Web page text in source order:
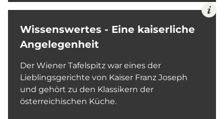
Wissenswertes - Eine kaiserliche
Angelegenheit
Der Wiener Tafelspitz war eines der
Lieblingsgerichte von Kaiser Franz Joseph
und gehört zu den Klassikern der
österreichischen Küche.